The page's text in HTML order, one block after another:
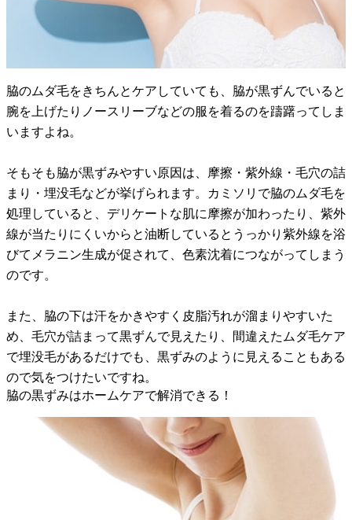
脇のムダ毛をきちんとケアしていても、脇が黒ずんでいると
腕を上げたりノースリーブなどの服を着るのを躊躇ってしま
いますよね。
そもそも脇が黒ずみやすい原因は、摩擦・紫外線・毛穴の詰
まり・埋没毛などが挙げられます。カミソリで脇のムダ毛を
処理していると、デリケートな肌に摩擦が加わったり、紫外
線が当たりにくいからと油断しているとうっかり紫外線を浴
びてメラニン生成が促されて、色素沈着につながってしまう
のです。
また、脇の下は汗をかきやすく皮脂汚れが溜まりやすいた
め、毛穴が詰まって黒ずんで見えたり、間違えたムダ毛ケア
で埋没毛があるだけでも、黒ずみのように見えることもある
ので気をつけたいですね。
脇の黒ずみはホームケアで解消できる！